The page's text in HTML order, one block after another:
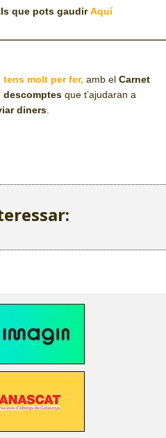
que pots gaudirAquí
molt per fer, amb el Carnet
descomptes que t’ajudaran a
diners